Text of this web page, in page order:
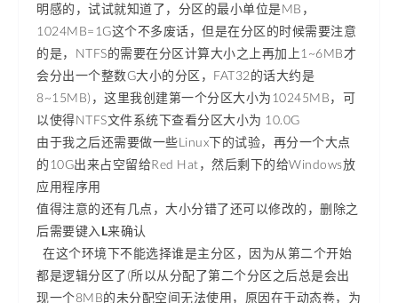
明感的，试试就知道了，分区的最小单位是MB，
1024MB=1G这个不多废话，但是在分区的时候需要注意
的是，NTFS的需要在分区计算大小之上再加上1~6MB才
会分出一个整数G大小的分区，FAT32的话大约是
8~15MB)，这里我创建第一个分区大小为10245MB，可
以使得NTFS文件系统下查看分区大小为 10.0G
由于我之后还需要做一些Linux下的试验，再分一个大点
的10G出来占空留给Red Hat，然后剩下的给Windows放
应用程序用
值得注意的还有几点，大小分错了还可以修改的，删除之
后需要键入 L来确认
在这个环境下不能选择谁是主分区，因为从第二个开始
都是逻辑分区了(所以从分配了第二个分区之后总是会出
现一个8MB的未分配空间无法使用，原因在于动态卷，为